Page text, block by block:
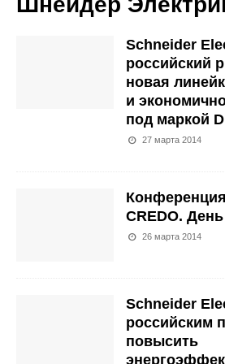
Schneider
российский
новая
и
под маркой
27 марта 2014
CREDO.
26 марта 2014
Schneider
российским
повысить